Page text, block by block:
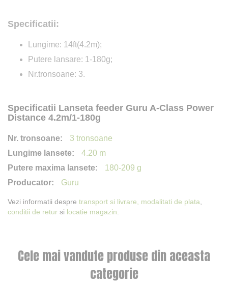
Specificatii:
Lungime: 14ft(4.2m);
Putere lansare: 1-180g;
Nr.tronsoane: 3.
Specificatii Lanseta feeder Guru A-Class Power
Distance 4.2m/1-180g
3 tronsoane
4.20 m
180-209 g
Guru
Vezi informatii despre transport si livrare, modalitati de plata
conditii de retur si locatie magazin
Cele mai vandute produse din aceasta
categorie